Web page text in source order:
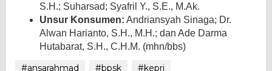
S.H.; Suharsad; Syafril Y., S.E., M.Ak.
Unsur Konsumen: Andriansyah Sinaga; Dr.
Alwan Harianto, S.H., M.H.; dan Ade Darma
Hutabarat, S.H., C.H.M. (mhn/bbs)
#ansarahmad #bpsk #kepri